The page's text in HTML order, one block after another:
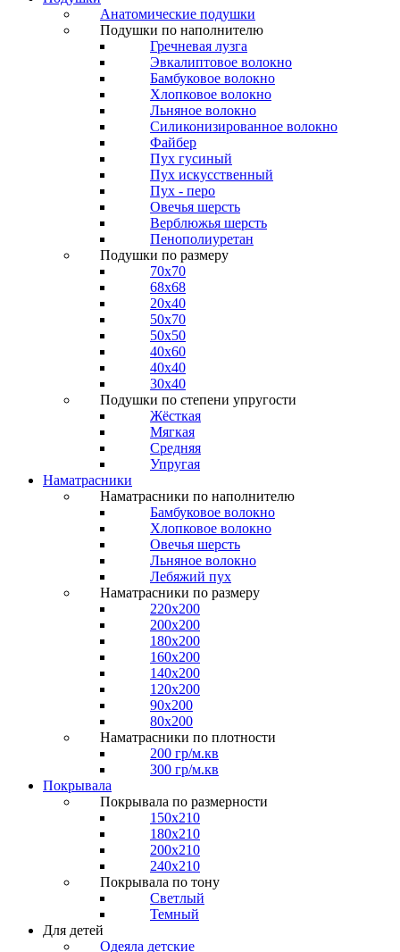
Анатомические подушки
Подушки по наполнителю
Гречневая лузга
Эвкалиптовое волокно
Бамбуковое волокно
Хлопковое волокно
Льняное волокно
Силиконизированное волокно
Файбер
Пух гусиный
Пух искусственный
Пух - перо
Овечья шерсть
Верблюжья шерсть
Пенополиуретан
Подушки по размеру
70x70
68x68
20x40
50x70
50x50
40x60
40x40
30x40
Подушки по степени упругости
Жёсткая
Мягкая
Средняя
Упругая
Наматрасники
Наматрасники по наполнителю
Бамбуковое волокно
Хлопковое волокно
Овечья шерсть
Льняное волокно
Лебяжий пух
Наматрасники по размеру
220x200
200x200
180x200
160x200
140x200
120x200
90x200
80x200
Наматрасники по плотности
200 гр/м.кв
300 гр/м.кв
Покрывала
Покрывала по размерности
150x210
180x210
200x210
240x210
Покрывала по тону
Светлый
Темный
Для детей
Одеяла детские